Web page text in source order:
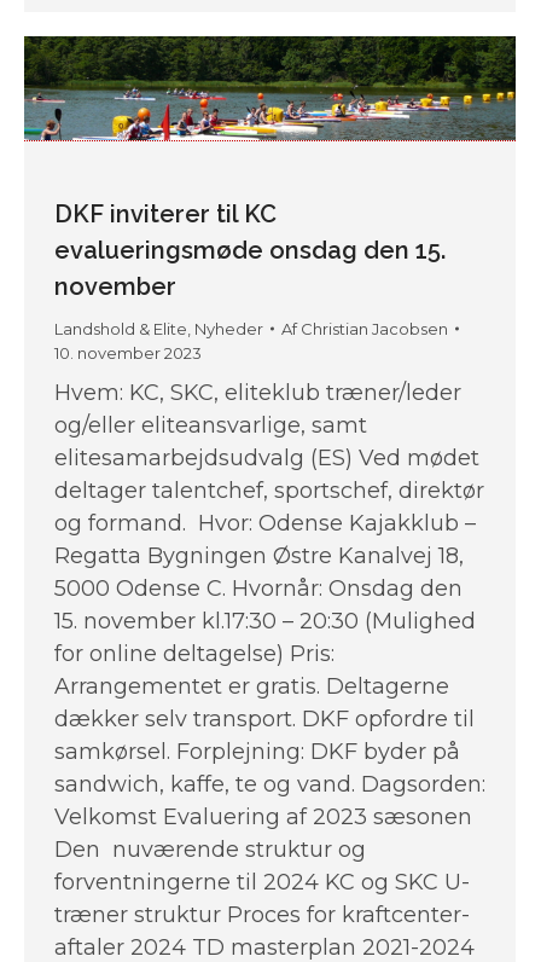
DKF inviterer til KC
evalueringsmøde onsdag den 15.
november
Landshold & Elite Nyheder AfChristian Jacobsen
10. november 2023
Hvem: KC, SKC, eliteklub træner/leder
og/eller eliteansvarlige, samt
elitesamarbejdsudvalg (ES) Ved mødet
deltager talentchef, sportschef, direktør
og formand. Hvor: Odense Kajakklub –
Regatta Bygningen Østre Kanalvej 18,
5000 Odense C. Hvornår: Onsdag den
15. november kl.17:30 – 20:30 (Mulighed
for online deltagelse) Pris:
Arrangementet er gratis. Deltagerne
dækker selv transport. DKF opfordre til
samkørsel. Forplejning: DKF byder på
sandwich, kaffe, te og vand. Dagsorden:
Velkomst Evaluering af 2023 sæsonen
Den nuværende struktur og
forventningerne til 2024 KC og SKC U-
træner struktur Proces for kraftcenter-
aftaler 2024 TD masterplan 2021-2024